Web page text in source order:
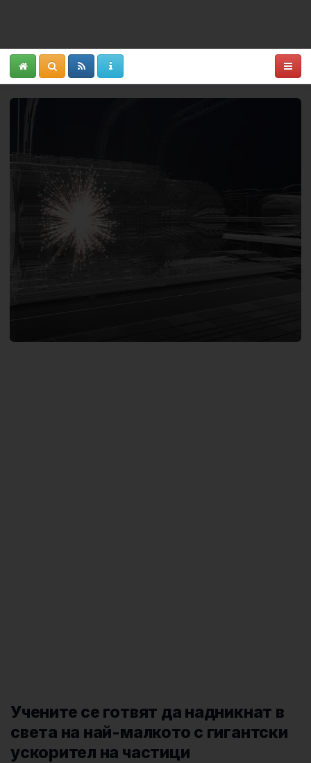
Учените се готвят да надникнат в
света на най-малкото с гигантски
ускорител на частици